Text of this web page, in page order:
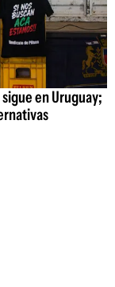
en Uruguay;